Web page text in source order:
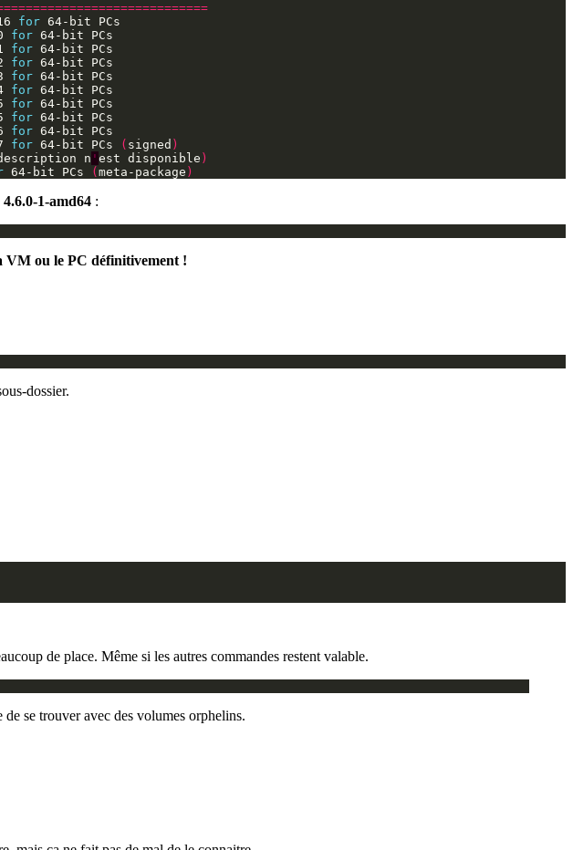
for
for
for
for
for
for
for
for
for
for 64-bit PCs ( signed )
n ' est disponible )
64-bit PCs ( meta-package )
4.6.0-1-amd64 :
VM ou le PC définitivement !
dossier.
de place. Même si les autres commandes restent valable.
de se trouver avec des volumes orphelins.